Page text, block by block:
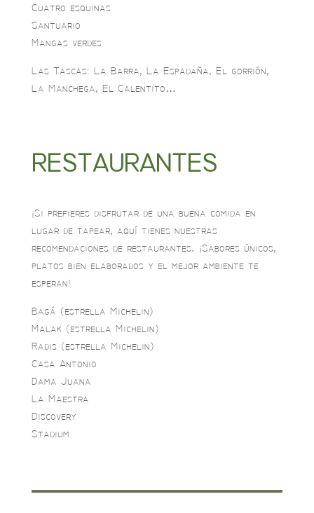
Cuatro esquinas
Santuario
Mangas verdes
Las Tascas: La Barra, La Espadaña, El gorrión,
La Manchega, El Calentito…
RESTAURANTES
¡Si prefieres disfrutar de una buena comida en
lugar de tapear, aquí tienes nuestras
recomendaciones de restaurantes. ¡Sabores únicos,
platos bien elaborados y el mejor ambiente te
esperan!
Bagá (estrella Michelin)
Malak (estrella Michelin)
Radis (estrella Michelin)
Casa Antonio
Dama Juana
La Maestra
Discovery
Stadium